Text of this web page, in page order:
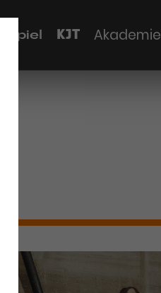
KJT Akademie